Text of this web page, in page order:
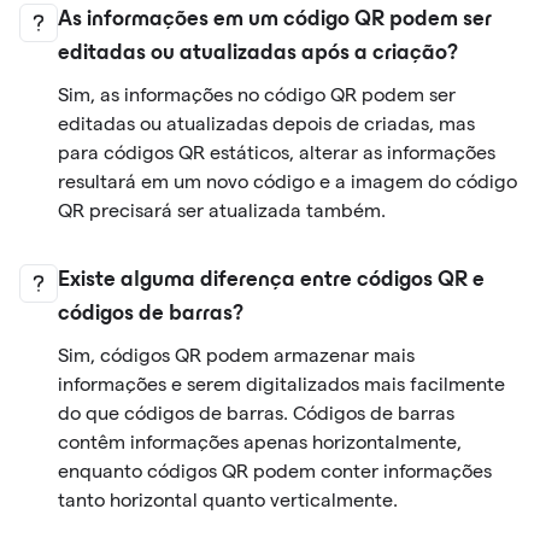
As informações em um código QR podem ser
editadas ou atualizadas após a criação?
Sim, as informações no código QR podem ser
editadas ou atualizadas depois de criadas, mas
para códigos QR estáticos, alterar as informações
resultará em um novo código e a imagem do código
QR precisará ser atualizada também.
Existe alguma diferença entre códigos QR e
códigos de barras?
Sim, códigos QR podem armazenar mais
informações e serem digitalizados mais facilmente
do que códigos de barras. Códigos de barras
contêm informações apenas horizontalmente,
enquanto códigos QR podem conter informações
tanto horizontal quanto verticalmente.